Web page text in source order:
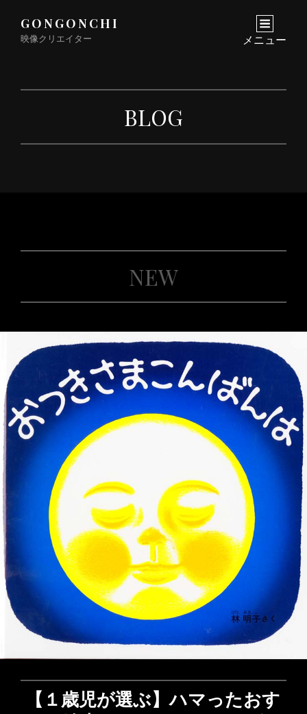
GONGONCHI
映像クリエイター メニュー
BLOG
NEW
【１歳児が選ぶ】ハマったおす